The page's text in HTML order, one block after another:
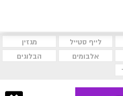
לייף סטייל
מגזין
אלבומים
הבלוגים